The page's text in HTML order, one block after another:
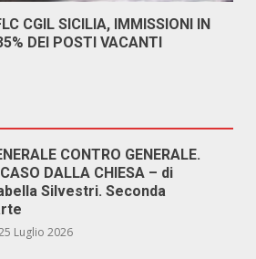
CGIL SICILIA, IMMISSIONI IN
DEI POSTI VACANTI
CONTRO GENERALE.
DALLA CHIESA – di
Silvestri. Seconda
Luglio 2026